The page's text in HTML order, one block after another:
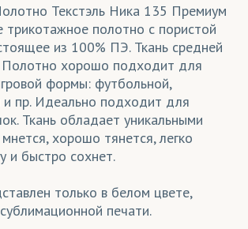
Текстэль Ника 135 Премиум
полотно с пористой
из 100% ПЭ. Ткань средней
Полотно хорошо подходит для
формы: футбольной,
и пр. Идеально подходит для
Ткань обладает уникальными
хорошо тянется, легко
и быстро сохнет.
только в белом цвете,
печати.